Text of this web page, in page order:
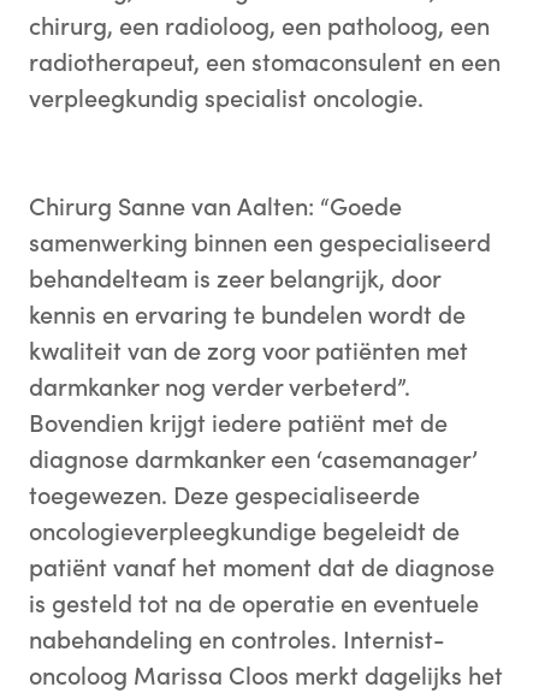
chirurg, een radioloog, een patholoog, een
radiotherapeut, een stomaconsulent en een
verpleegkundig specialist oncologie.
Chirurg Sanne van Aalten: “Goede
samenwerking binnen een gespecialiseerd
behandelteam is zeer belangrijk, door
kennis en ervaring te bundelen wordt de
kwaliteit van de zorg voor patiënten met
darmkanker nog verder verbeterd”.
Bovendien krijgt iedere patiënt met de
diagnose darmkanker een ‘casemanager’
toegewezen. Deze gespecialiseerde
oncologieverpleegkundige begeleidt de
patiënt vanaf het moment dat de diagnose
is gesteld tot na de operatie en eventuele
nabehandeling en controles. Internist-
oncoloog Marissa Cloos merkt dagelijks het